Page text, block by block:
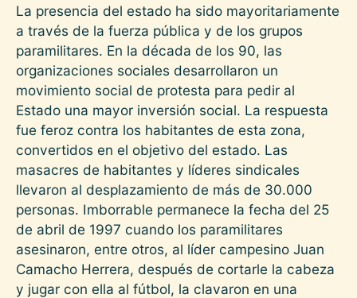
La presencia del estado ha sido mayoritariamente
a través de la fuerza pública y de los grupos
paramilitares. En la década de los 90, las
organizaciones sociales desarrollaron un
movimiento social de protesta para pedir al
Estado una mayor inversión social. La respuesta
fue feroz contra los habitantes de esta zona,
convertidos en el objetivo del estado. Las
masacres de habitantes y líderes sindicales
llevaron al desplazamiento de más de 30.000
personas. Imborrable permanece la fecha del 25
de abril de 1997 cuando los paramilitares
asesinaron, entre otros, al líder campesino Juan
Camacho Herrera, después de cortarle la cabeza
y jugar con ella al fútbol, la clavaron en una